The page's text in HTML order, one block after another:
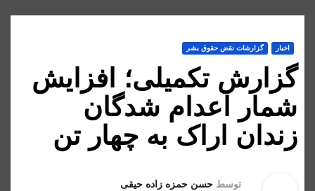
اخبار گزارشات نقض حقوق بشر
گزارش تکمیلی؛ افزایش
شمار اعدام شدگان
زندان اراک به چهار تن
توسط حسن حمزه زاده حیقی